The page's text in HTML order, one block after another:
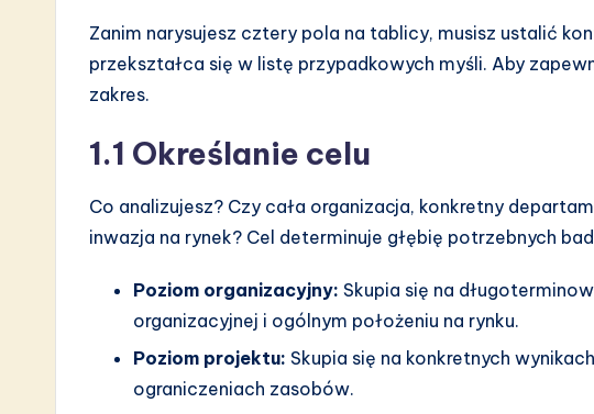
Zanim narysujesz cztery pola na tablicy, musisz ustalić
przekształca się w listę przypadkowych myśli. Aby
zakres.
1.1 Określanie celu
Co analizujesz? Czy cała organizacja, konkretny
inwazja na rynek? Cel determinuje głębię potrzebnych
Poziom organizacyjny: Skupia się na
organizacyjnej i ogólnym położeniu na rynku.
Poziom projektu: Skupia się na konkretnych
ograniczeniach zasobów.